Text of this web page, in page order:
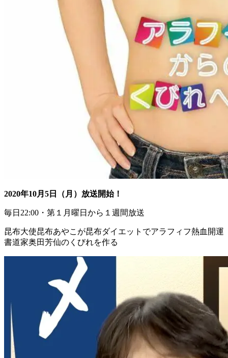
2020年10月5日（月）放送開始！
毎日22:00・第１月曜日から１週間放送
昆布大使昆布あやこが昆布ダイエットでアラフィフ熱血開運
書道家奥田芳仙のくびれを作る